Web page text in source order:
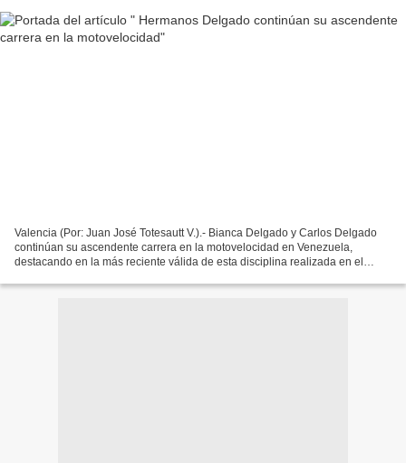
Valencia (Por: Juan José Totesautt V.).- Bianca Delgado y Carlos Delgado
continúan su ascendente carrera en la motovelocidad en Venezuela,
destacando en la más reciente válida de esta disciplina realizada en el